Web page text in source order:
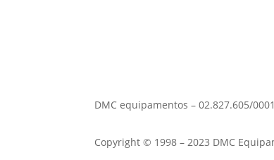
DMC equipamentos – 02.827.605/
Copyright © 1998 – 2023 DMC